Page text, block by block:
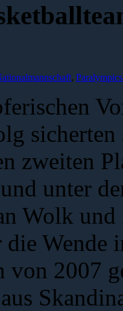
,
sicherten
zweiten
unter
Wolk
Wende
2007